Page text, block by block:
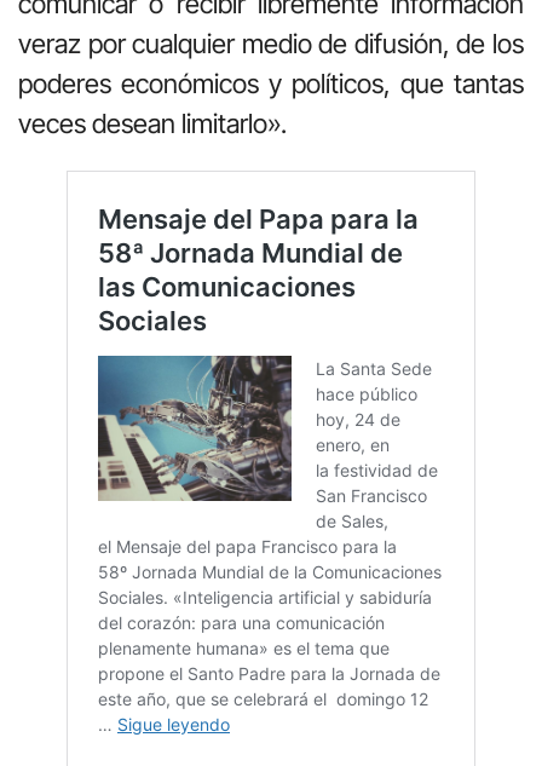
veraz por cualquier medio de difusión, de los
poderes económicos y políticos, que tantas
veces desean limitarlo».